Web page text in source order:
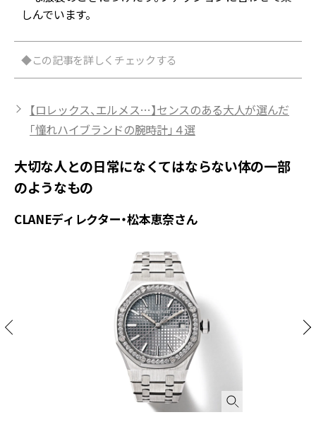
しんでいます。
◆この記事を詳しくチェックする
【ロレックス、エルメス…】センスのある大人が選んだ
「憧れハイブランドの腕時計」４選
大切な人との日常になくてはならない体の一部
のようなもの
CLANEディレクター・松本恵奈さん